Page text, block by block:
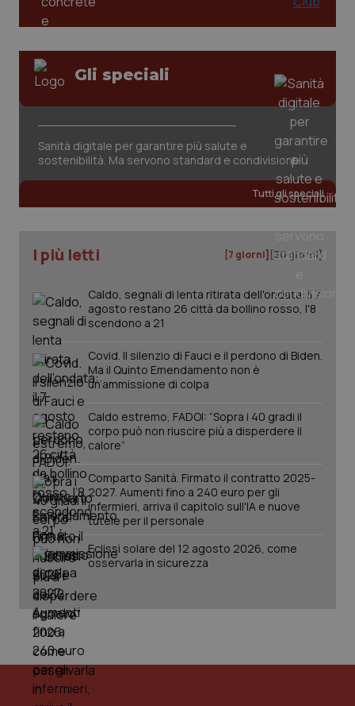
Gli speciali
Sanità digitale per garantire più salute e
sostenibilità. Ma servono standard e condivisione
Tutti gli speciali
I più letti [7 giorni] [30 giorni]
Caldo, segnali di lenta ritirata dell'ondata: il 7
agosto restano 26 città da bollino rosso, l'8
scendono a 21
Covid. Il silenzio di Fauci e il perdono di Biden.
Ma il Quinto Emendamento non è
un’ammissione di colpa
Caldo estremo, FADOI: “Sopra i 40 gradi il
corpo può non riuscire più a disperdere il
calore”
Comparto Sanità. Firmato il contratto 2025-
2027. Aumenti fino a 240 euro per gli
infermieri, arriva il capitolo sull'IA e nuove
tutele per il personale
Eclissi solare del 12 agosto 2026, come
osservarla in sicurezza
tracking-sites-ironfish-
www.quotidianosanita.it
_ga
Google LLC
.quotidianosanita.it
1
PHPSESSID
PHP.net
www.quotidianosanita.it